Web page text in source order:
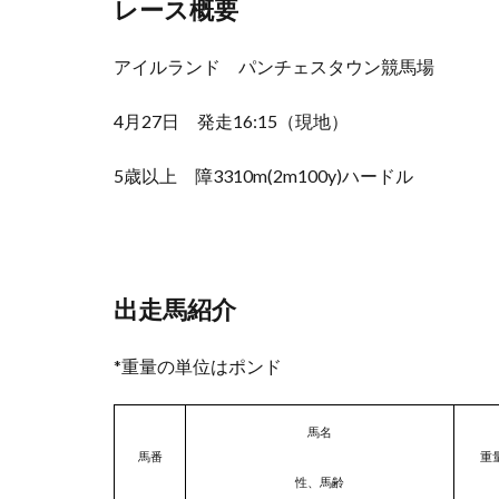
レース概要
アイルランド パンチェスタウン競馬場
4月27日 発走16:15（現地）
5歳以上 障3310m(2m100y)ハードル
出走馬紹介
*重量の単位はポンド
馬番
馬名
性、馬齢
重